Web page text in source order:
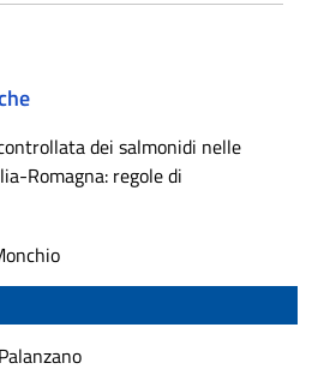
dei salmonidi nelle
Romagna: regole di